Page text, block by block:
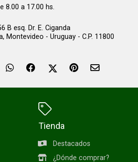
8.00 a 17.00 hs.
B esq. Dr. E. Ciganda
Montevideo - Uruguay - C.P. 11800
Tienda
Destacados
¿Dónde comprar?